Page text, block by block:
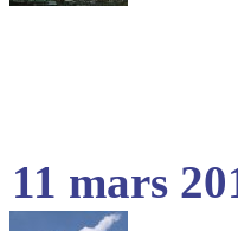
11 mars